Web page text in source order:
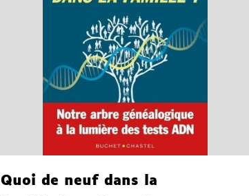
Quoi de neuf dans la